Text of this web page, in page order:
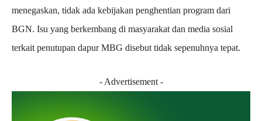
menegaskan, tidak ada kebijakan penghentian program dari
BGN. Isu yang berkembang di masyarakat dan media sosial
terkait penutupan dapur MBG disebut tidak sepenuhnya tepat.
- Advertisement -